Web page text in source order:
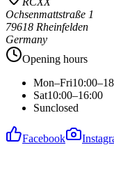
Ochsenmattstraße 1
79618 Rheinfelden
Germany
Opening hours
Mon–Fri
Sat10:00–16:00
Sunclosed
Facebook